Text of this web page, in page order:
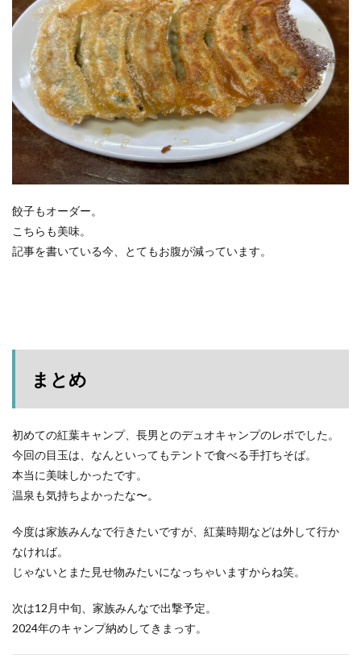
餃子もオーダー。
こちらも美味。
記事を書いている今、とてもお腹が減っています。
まとめ
初めての紅葉キャンプ、長男とのデュオキャンプのレポでした。
今回の目玉は、なんといってもテントで食べる手打ちそば。
本当に美味しかったです。
温泉も気持ちよかったな〜。
今度は家族みんなで行きたいですが、紅葉時期などは外して行か
なければ。
じゃないとまた見せ物みたいになっちゃいますからね笑。
次は12月中旬、家族みんなで出撃予定。
2024年のキャンプ納めしてきまっす。